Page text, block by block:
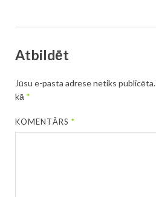
Atbildēt
Jūsu e-pasta adrese netiks publicēta.
kā *
KOMENTĀRS*